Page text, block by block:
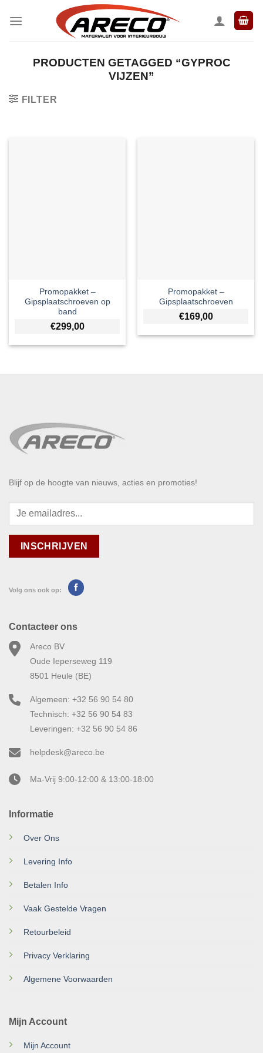
naar
PRODUCTEN GETAGGED “GYPROC
VIJZEN”
FILTER
Promopakket –
Gipsplaatschroeven op
band
€299,00
Promopakket –
Gipsplaatschroeven
€169,00
Blijf op de hoogte van nieuws, acties en promoties!
Volg ons ook op:
Informatie
Over Ons
Levering Info
Betalen Info
Vaak Gestelde Vragen
Retourbeleid
Privacy Verklaring
Algemene Voorwaarden
Mijn Account
Mijn Account
Contacteer ons
Areco BV
Oude Ieperseweg 119
8501 Heule (BE)
Algemeen: +32 56 90 54 80
Technisch: +32 56 90 54 83
Leveringen: +32 56 90 54 86
helpdesk@areco.be
Ma-Vrij 9:00-12:00 & 13:00-18:00